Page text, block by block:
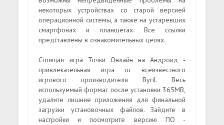
некоторых устройствах со старой версией
операционной системы, а также на устаревших
смартфонах и планшетах. Все ссылки
представлены в ознакомительных целях.
Стоящая игра Точки Онлайн на Андроид -
привлекательная игра от всеизвестного
игрового производителя Byril. Весь
используемый формат после установки 365MB,
удалите лишние приложения для финальной
загрузки установочных файлов. Зайдите в
настройки и посмотрите версию ПО -